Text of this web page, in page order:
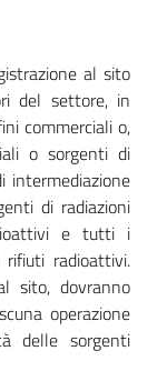
al sito
del settore, in
commerciali o,
o sorgenti di
intermediazione
di radiazioni
e tutti i
radioattivi.
sito, dovranno
operazione
delle sorgenti